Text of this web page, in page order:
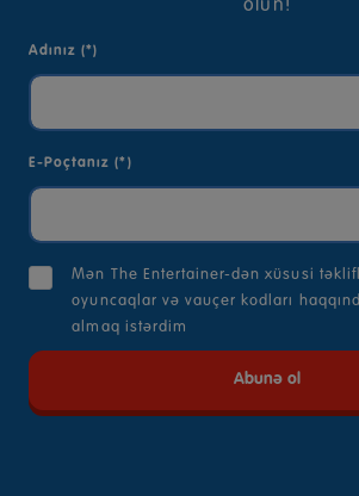
olun!
Adınız (*)
E-Poçtanız (*)
Mən The Entertainer-dən xüsusi
oyuncaqlar və vauçer kodları
almaq istərdim